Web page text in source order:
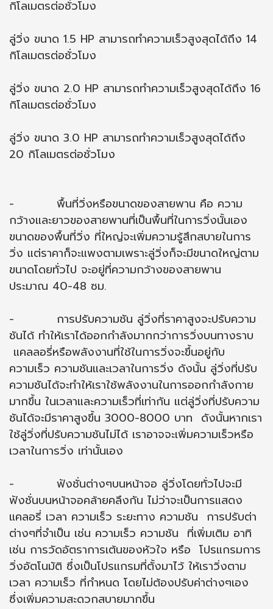
กิโลเมตรต่อชั่วโมง
ลู่วิ่ง ขนาด 1.5 HP สามารถทำความเร็วสูงสุดได้ถึง 14
กิโลเมตรต่อชั่วโมง
ลู่วิ่ง ขนาด 2.0 HP สามารถทำความเร็วสูงสุดได้ถึง 16
กิโลเมตรต่อชั่วโมง
ลู่วิ่ง ขนาด 3.0 HP สามารถทำความเร็วสูงสุดได้ถึง
20 กิโลเมตรต่อชั่วโมง
- พื้นที่วิ่งหรือขนาดของสายพาน คือ ความ
กว้างและยาวของสายพานที่เป็นพื้นที่ในการวิ่งนั้นเอง
ขนาดของพื้นที่วิ่ง ที่ใหญ่จะเพิ่มความรู้สึกสบายในการ
วิ่ง แต่ราคาก็จะแพงตามเพราะลู่วิ่งก็จะมีขนาดใหญ่ตาม
ขนาดโดยทั่วไป จะอยู่ที่ความกว้างของสายพาน
ประมาณ 40-48 ซม.
- การปรับความชัน ลู่วิ่งที่ราคาสูงจะปรับความ
ชันได้ ทำให้เราได้ออกกำลังมากกว่าการวิ่งบนทางราบ
แคลลอรี่หรือพลังงานที่ใช้ในการวิ่งจะขึ้นอยู่กับ
ความเร็ว ความชันและเวลาในการวิ่ง ดังนั้น ลู่วิ่งที่ปรับ
ความชันได้จะทำให้เราใช้พลังงานในการออกกำลังกาย
มากขึ้น ในเวลาและความเร็วที่เท่ากัน แต่ลู่วิ่งที่ปรับความ
ชันได้จะมีราคาสูงขึ้น 3000-8000 บาท ดังนั้นหากเรา
ใช้ลู่วิ่งที่ปรับความชันไม่ได้ เราอาจจะเพิ่มความเร็วหรือ
เวลาในการวิ่ง เท่านั้นเอง
- ฟังชั่นต่างๆบนหน้าจอ ลู่วิ่งโดยทั่วไปจะมี
ฟังชั่นบนหน้าจอคล้ายคลึงกัน ไม่ว่าจะเป็นการแสดง
แคลอรี่ เวลา ความเร็ว ระยะทาง ความชัน การปรับต่า
ต่างๆที่จำเป็น เช่น ความเร็ว ความชัน ที่เพิ่มเติม อาทิ
เช่น การวัดอัตราการเต้นของหัวใจ หรือ โปรแกรมการ
วิ่งอัตโนมัติ ซึ่งเป็นโปรแกรมที่ตั้งมาไว้ ให้เราวิ่งตาม
เวลา ความเร็ว ที่กำหนด โดยไม่ต้องปรับค่าต่างๆเอง
ซึ่งเพิ่มความสะดวกสบายมากขึ้น